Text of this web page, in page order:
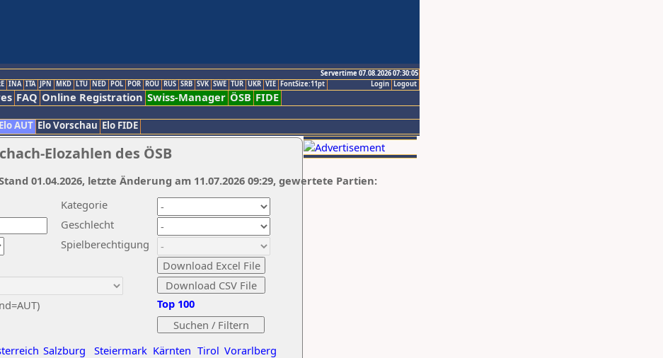
Servertime 07.08.2026 07:30:05
Logout
Login
INA ITA JPN MKD LTU NED POL POR ROU RUS SRB SVK SWE TUR UKR VIE FontSize:11pt
FAQ Online Registration Swiss-Manager ÖSB FIDE
Elo AUT Elo Vorschau Elo FIDE
Elozahlen des ÖSB
Kategorie
Geschlecht
Spielberechtigung
Salzburg Steiermark Kärnten Tirol Vorarlberg
Top 100
01.04.2026, letzte Änderung am 11.07.2026 09:29, gewertete Partien: